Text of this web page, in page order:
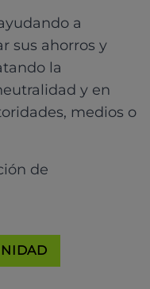
a
sus ahorros y
la
y en
medios o
de